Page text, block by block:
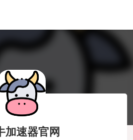
加速器官网